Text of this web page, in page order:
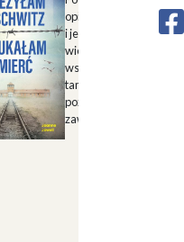
opisu historii Górnego
i jego mieszkańców w
wieku oraz zapisu
wspomnień
tamtych terenów, które
pozwalają lepiej
zawiłe koleje losu